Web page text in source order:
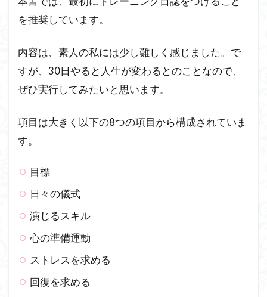
を推奨しています。
内容は、素人の私には少し難しく感じました。で
すが、30日やると人生が変わるとのことなので、
ぜひ実行してみたいと思います。
項目は大きく以下の8つの項目から構成されていま
す。
目標
日々の儀式
演じるスキル
心の準備運動
ストレスを求める
回復を求める